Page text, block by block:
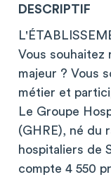
DESCRIPTIF
Vous souhaitez
majeur ? Vous
métier et
Le Groupe
(GHRE), né du
hospitaliers de
compte 4 550